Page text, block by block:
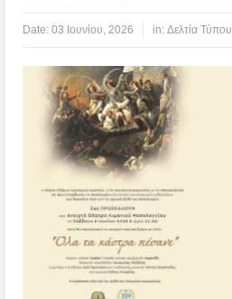
Date:03 Ιουνίου, 2026 in:Δελτία Τύπου